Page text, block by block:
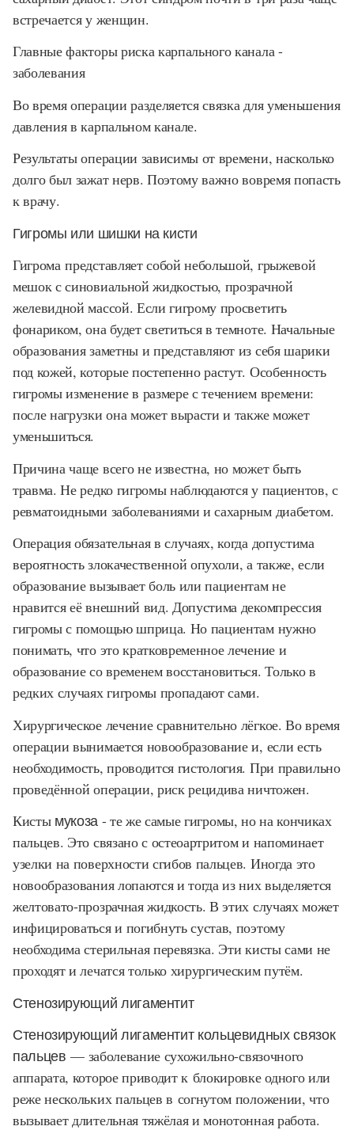
встречается у женщин.
Главные факторы риска карпального канала -
заболевания
Во время операции разделяется связка для уменьшения
давления в карпальном канале.
Результаты операции зависимы от времени, насколько
долго был зажат нерв. Поэтому важно вовремя попасть
к врачу.
Гигромы или шишки на кисти
Гигрома представляет собой небольшой, грыжевой
мешок с синовиальной жидкостью, прозрачной
желевидной массой. Если гигрому просветить
фонариком, она будет светиться в темноте. Начальные
образования заметны и представляют из себя шарики
под кожей, которые постепенно растут. Особенность
гигромы изменение в размере с течением времени:
после нагрузки она может вырасти и также может
уменьшиться.
Причина чаще всего не известна, но может быть
травма. Не редко гигромы наблюдаются у пациентов, с
ревматоидными заболеваниями и сахарным диабетом.
Операция обязательная в случаях, когда допустима
вероятность злокачественной опухоли, а также, если
образование вызывает боль или пациентам не
нравится её внешний вид. Допустима декомпрессия
гигромы с помощью шприца. Но пациентам нужно
понимать, что это кратковременное лечение и
образование со временем восстановиться. Только в
редких случаях гигромы пропадают сами.
Хирургическое лечение сравнительно лёгкое. Во время
операции вынимается новообразование и, если есть
необходимость, проводится гистология. При правильно
проведённой операции, риск рецидива ничтожен.
Кисты мукоза- те же самые гигромы, но на кончиках
пальцев. Это связано с остеоартритом и напоминает
узелки на поверхности сгибов пальцев. Иногда это
новообразования лопаются и тогда из них выделяется
желтовато-прозрачная жидкость. В этих случаях может
инфицироваться и погибнуть сустав, поэтому
необходима стерильная перевязка. Эти кисты сами не
проходят и лечатся только хирургическим путём.
Стенозирующий лигаментит
Стенозирующий лигаментит кольцевидных связок
пальцев — заболевание сухожильно-связочного
аппарата, которое приводит к блокировке одного или
реже нескольких пальцев в согнутом положении, что
вызывает длительная тяжёлая и монотонная работа.